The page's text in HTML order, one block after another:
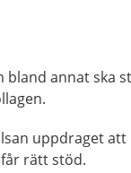
bland annat ska
uppdraget
rätt stöd.